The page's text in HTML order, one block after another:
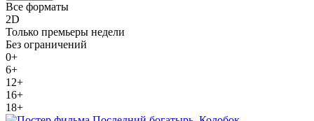
Все форматы
2D
Только премьеры недели
Без ограничений
0+
6+
12+
16+
18+